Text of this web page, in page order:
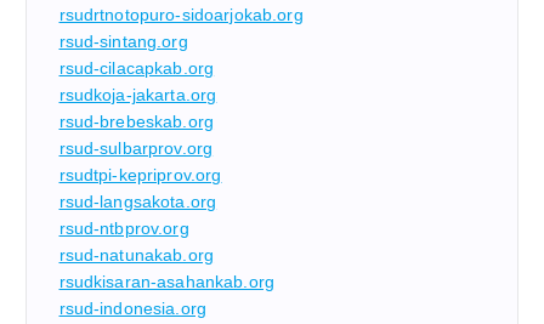
rsudrtnotopuro-sidoarjokab.org
rsud-sintang.org
rsud-cilacapkab.org
rsudkoja-jakarta.org
rsud-brebeskab.org
rsud-sulbarprov.org
rsudtpi-kepriprov.org
rsud-langsakota.org
rsud-ntbprov.org
rsud-natunakab.org
rsudkisaran-asahankab.org
rsud-indonesia.org